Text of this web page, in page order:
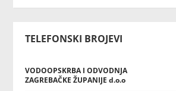
TELEFONSKI BROJEVI
VODOOPSKRBA I ODVODNJA
ZAGREBAČKE ŽUPANIJE d.o.o